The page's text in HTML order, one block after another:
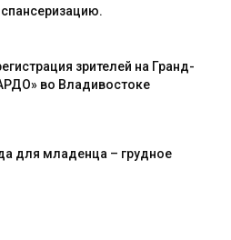
зрителей на Гранд-
во Владивостоке
для младенца – грудное